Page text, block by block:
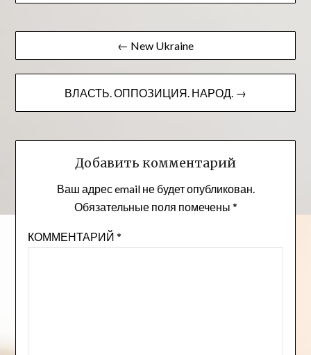
Навигация
по
записям
← New Ukraine
ВЛАСТЬ. ОППОЗИЦИЯ. НАРОД. →
Добавить комментарий
Ваш адрес email не будет опубликован.
Обязательные поля помечены *
КОММЕНТАРИЙ *